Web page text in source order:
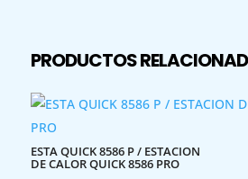
PRODUCTOS
ESTA QUICK 8586 P / ESTACION
DE CALOR QUICK 8586 PRO